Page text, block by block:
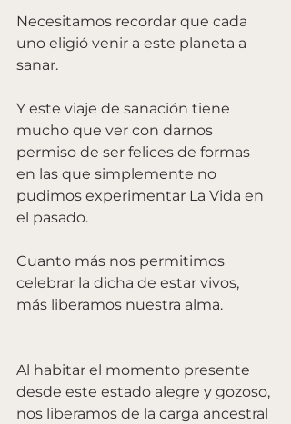
Necesitamos recordar que cada
uno eligió venir a este planeta a
sanar.
Y este viaje de sanación tiene
mucho que ver con darnos
permiso de ser felices de formas
en las que simplemente no
pudimos experimentar La Vida en
el pasado.
Cuanto más nos permitimos
celebrar la dicha de estar vivos,
más liberamos nuestra alma.
Al habitar el momento presente
desde este estado alegre y gozoso,
nos liberamos de la carga ancestral